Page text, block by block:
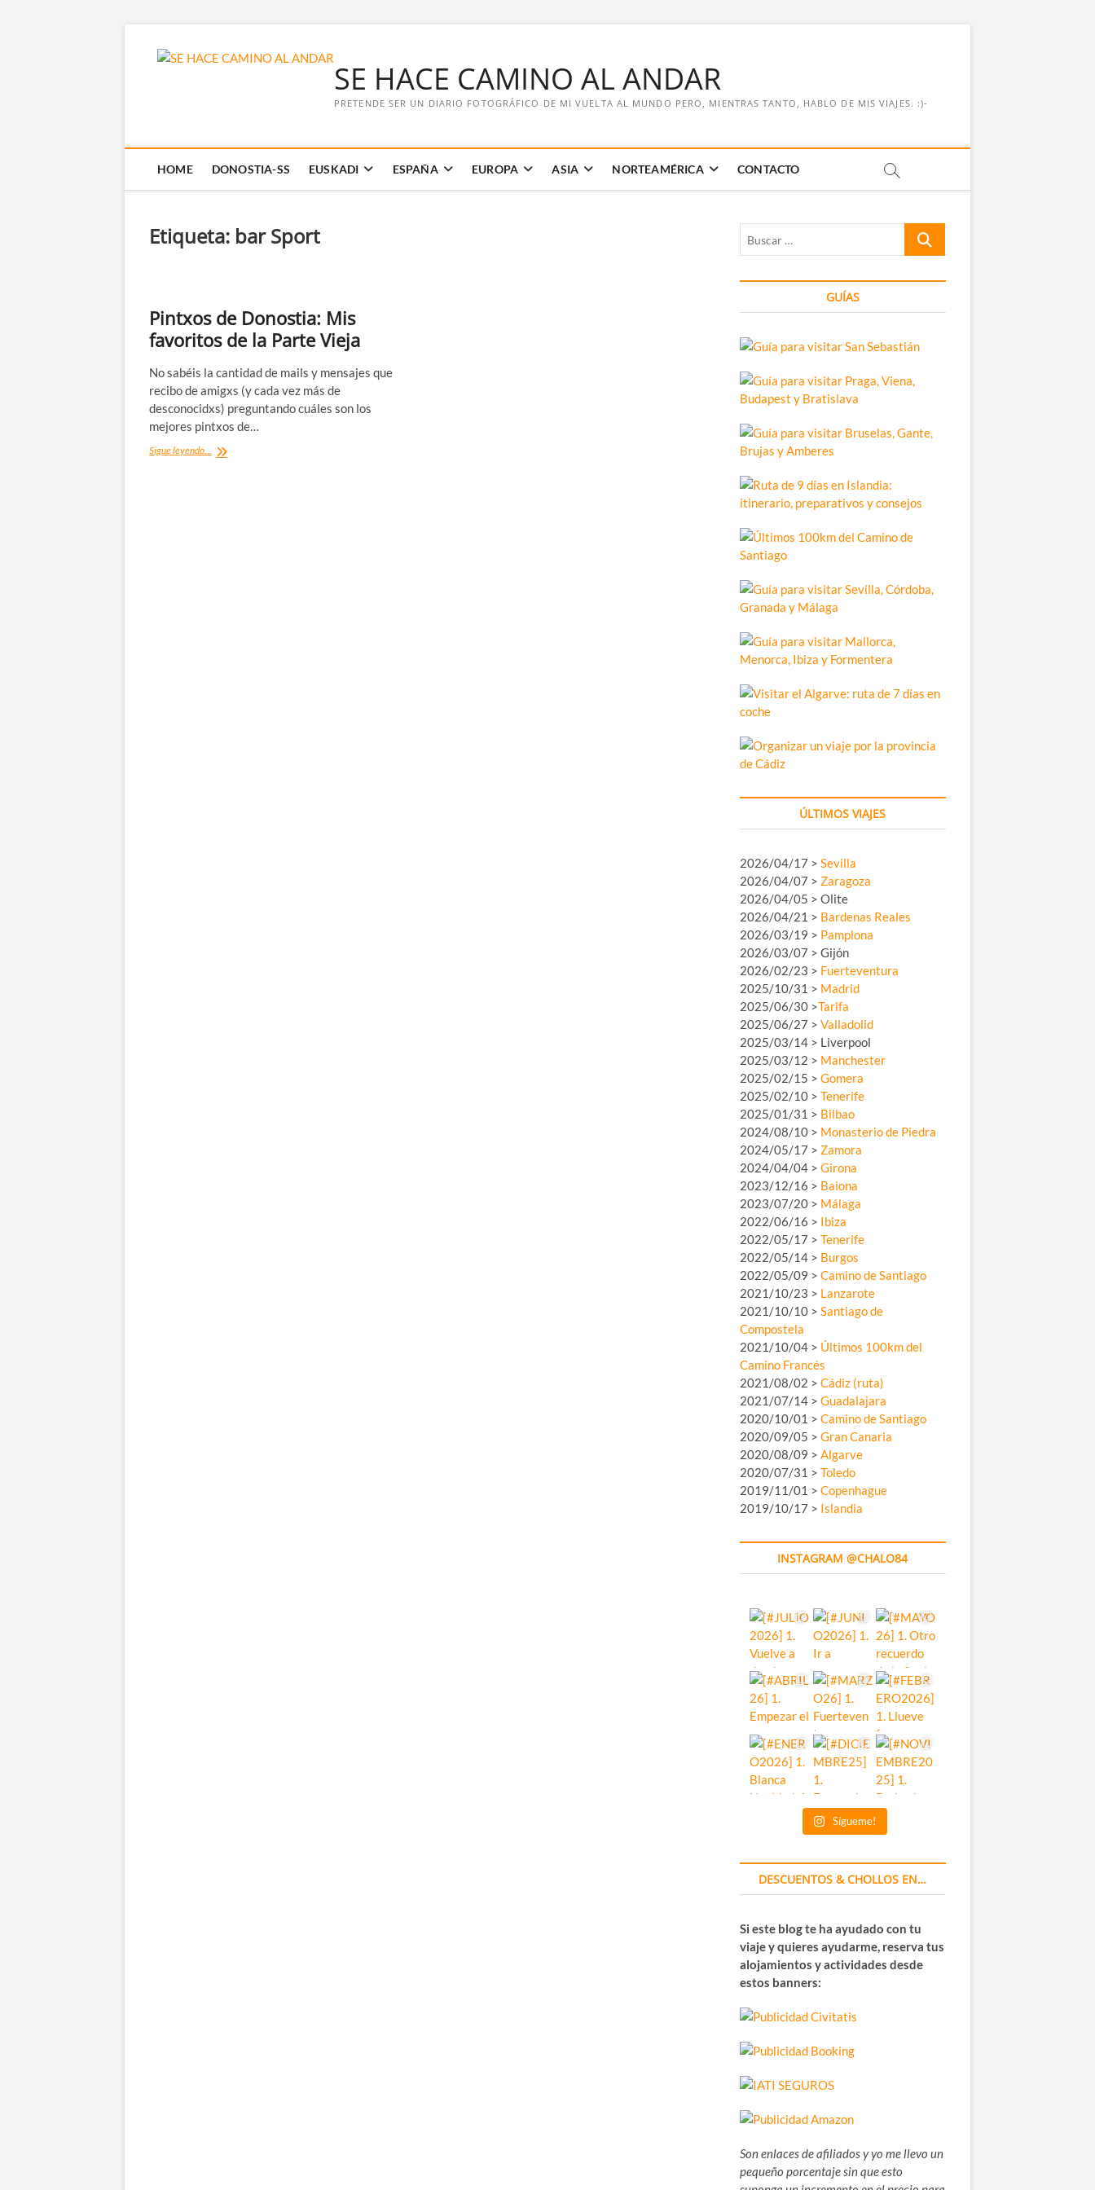
SE HACE CAMINO AL ANDAR
PRETENDE SER UN DIARIO FOTOGRÁFICO DE MI VUELTA AL MUNDO PERO, MIENTRAS TANTO, HABLO DE MIS VIAJES. :)-
HOME DONOSTIA-SS EUSKADI ESPAÑA EUROPA ASIA NORTEAMÉRICA CONTACTO
Etiqueta: bar Sport
Pintxos de Donostia: Mis
favoritos de la Parte Vieja
No sabéis la cantidad de mails y mensajes que
recibo de amigxs (y cada vez más de
desconocidxs) preguntando cuáles son los
mejores pintxos de…
Sigue leyendo... Pintxos
Buscar
GUÍAS
ÚLTIMOS VIAJES
2026/04/17 > Sevilla
2026/04/07 > Zaragoza
2026/04/05 > Olite
2026/04/21 > Bardenas Reales
2026/03/19 > Pamplona
2026/03/07 > Gijón
2026/02/23 > Fuerteventura
2025/10/31 > Madrid
2025/06/30 >Tarifa
2025/06/27 > Valladolid
2025/03/14 > Liverpool
2025/03/12 > Manchester
2025/02/15 > Gomera
2025/02/10 > Tenerife
2025/01/31 > Bilbao
2024/08/10 > Monasterio de Piedra
2024/05/17 > Zamora
2024/04/04 > Girona
2023/12/16 > Baiona
2023/07/20 > Málaga
2022/06/16 > Ibiza
2022/05/17 > Tenerife
2022/05/14 > Burgos
2022/05/09 > Camino de Santiago
2021/10/23 > Lanzarote
2021/10/10 > Santiago de
Compostela
2021/10/04 > Últimos 100km del
Camino Francés
2021/08/02 > Cádiz (ruta)
2021/07/14 > Guadalajara
2020/10/01 > Camino de Santiago
2020/09/05 > Gran Canaria
2020/08/09 > Algarve
2020/07/31 > Toledo
2019/11/01 > Copenhague
2019/10/17 > Islandia
INSTAGRAM @CHALO84
Sígueme!
DESCUENTOS & CHOLLOS EN…
Si este blog te ha ayudado con tu
viaje y quieres ayudarme, reserva tus
alojamientos y actividades desde
estos banners:
Son enlaces de afiliados y yo me llevo un
pequeño porcentaje sin que esto